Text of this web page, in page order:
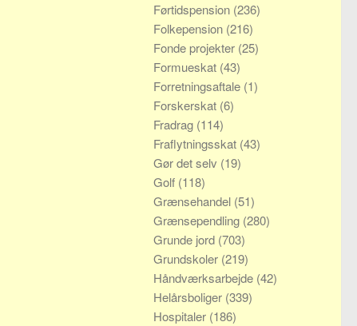
Førtidspension (236)
Folkepension (216)
Fonde projekter (25)
Formueskat (43)
Forretningsaftale (1)
Forskerskat (6)
Fradrag (114)
Fraflytningsskat (43)
Gør det selv (19)
Golf (118)
Grænsehandel (51)
Grænsependling (280)
Grunde jord (703)
Grundskoler (219)
Håndværksarbejde (42)
Helårsboliger (339)
Hospitaler (186)